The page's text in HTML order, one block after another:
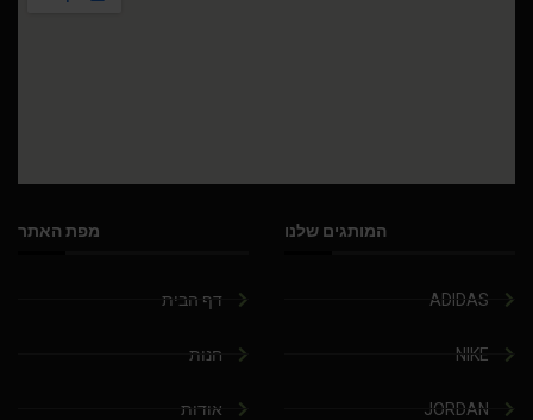
המותגים שלנו
ADIDAS
NIKE
JORDAN
מפת האתר
דף הבית
חנות
אודות